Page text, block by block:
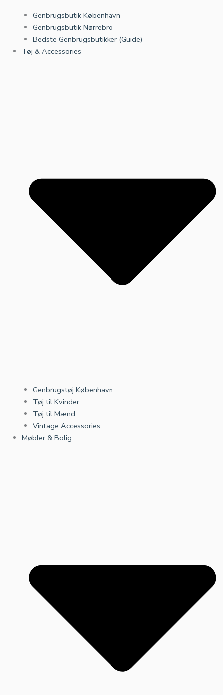
Genbrugsbutik København
Genbrugsbutik Nørrebro
Bedste Genbrugsbutikker (Guide)
Tøj & Accessories
Genbrugstøj København
Tøj til Kvinder
Tøj til Mænd
Vintage Accessories
Møbler & Bolig